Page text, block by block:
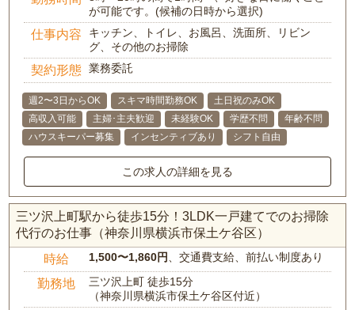
が可能です。(候補の日時から選択)
仕事内容
キッチン、トイレ、お風呂、洗面所、リビン
グ、その他のお掃除
契約形態 業務委託
週2〜3日からOK スキマ時間勤務OK
土日祝のみOK
高収入可能
主婦･主夫歓迎 未経験OK 学歴不問
年齢不問
ハウスキーパー募集
インセンティブあり シフト自由
この求人の詳細を見る
三ツ沢上町駅から徒歩15分！3LDK一戸建てでのお掃除
代行のお仕事（神奈川県横浜市保土ケ谷区）
時給 1,500〜1,860円 、交通費支給、前払い制度あり
勤務地
三ツ沢上町 徒歩15分
（神奈川県横浜市保土ケ谷区付近）